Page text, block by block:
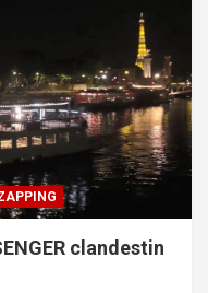
clandestin